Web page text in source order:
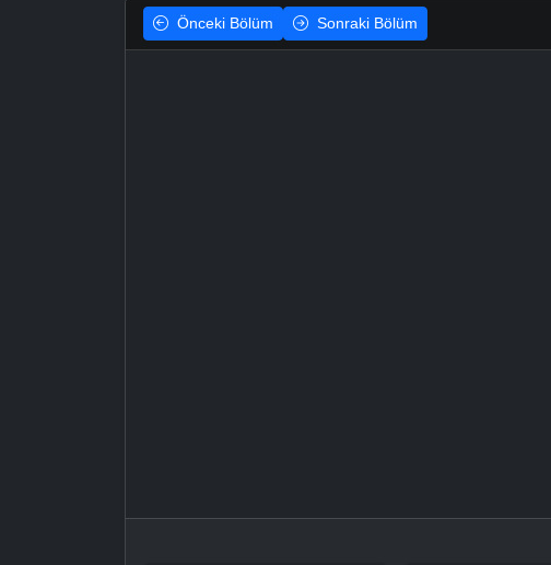
Önceki Bölüm Sonraki Bölüm